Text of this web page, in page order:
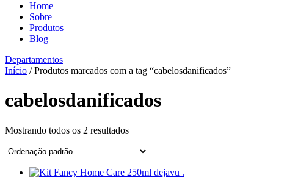
Home
Sobre
Produtos
Blog
Departamentos
Início / Produtos marcados com a tag “cabelosdanificados”
cabelosdanificados
Mostrando todos os 2 resultados